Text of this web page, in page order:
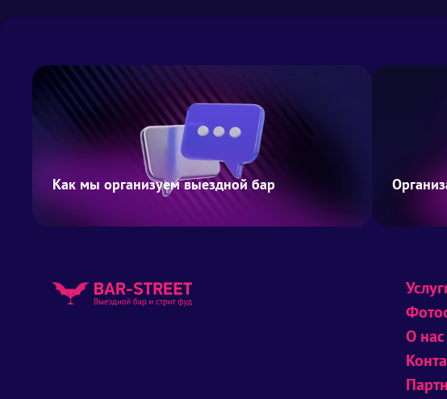
Как мы организуем выездной бар
О нас